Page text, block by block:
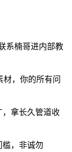
楠哥进内部教
材，你的所有问
拿长久管道收
槛，非诚勿